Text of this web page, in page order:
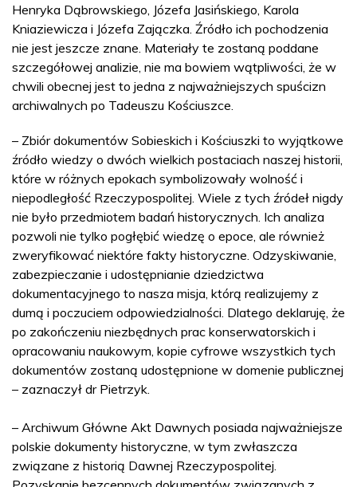
Henryka Dąbrowskiego, Józefa Jasińskiego, Karola
Kniaziewicza i Józefa Zajączka. Źródło ich pochodzenia
nie jest jeszcze znane. Materiały te zostaną poddane
szczegółowej analizie, nie ma bowiem wątpliwości, że w
chwili obecnej jest to jedna z najważniejszych spuścizn
archiwalnych po Tadeuszu Kościuszce.
– Zbiór dokumentów Sobieskich i Kościuszki to wyjątkowe
źródło wiedzy o dwóch wielkich postaciach naszej historii,
które w różnych epokach symbolizowały wolność i
niepodległość Rzeczypospolitej. Wiele z tych źródeł nigdy
nie było przedmiotem badań historycznych. Ich analiza
pozwoli nie tylko pogłębić wiedzę o epoce, ale również
zweryfikować niektóre fakty historyczne. Odzyskiwanie,
zabezpieczanie i udostępnianie dziedzictwa
dokumentacyjnego to nasza misja, którą realizujemy z
dumą i poczuciem odpowiedzialności. Dlatego deklaruję, że
po zakończeniu niezbędnych prac konserwatorskich i
opracowaniu naukowym, kopie cyfrowe wszystkich tych
dokumentów zostaną udostępnione w domenie publicznej
– zaznaczył dr Pietrzyk.
– Archiwum Główne Akt Dawnych posiada najważniejsze
polskie dokumenty historyczne, w tym zwłaszcza
związane z historią Dawnej Rzeczypospolitej.